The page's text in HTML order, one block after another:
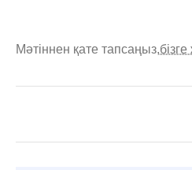
Мәтіннен қате тапсаңыз,